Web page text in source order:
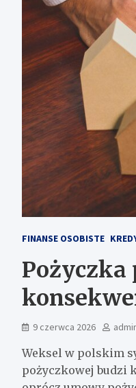
FINANSE OSOBISTE
Pożyczka
9 czerwca 2026
Weksel w polskim
pożyczkowej budzi